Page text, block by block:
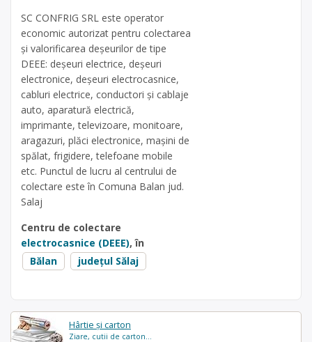
Hârtie și carton
Ziare, cutii de carton...
SC CONFRIG SRL este operator
economic autorizat pentru colectarea
și valorificarea deșeurilor de tipe
DEEE: deșeuri electrice, deșeuri
electronice, deșeuri electrocasnice,
cabluri electrice, conductori și cablaje
auto, aparatură electrică,
imprimante, televizoare, monitoare,
aragazuri, plăci electronice, mașini de
spălat, frigidere, telefoane mobile
etc. Punctul de lucru al centrului de
colectare este în Comuna Balan jud.
Salaj
Centru de colectare
electrocasnice (DEEE), în
Bălan
județul Sălaj